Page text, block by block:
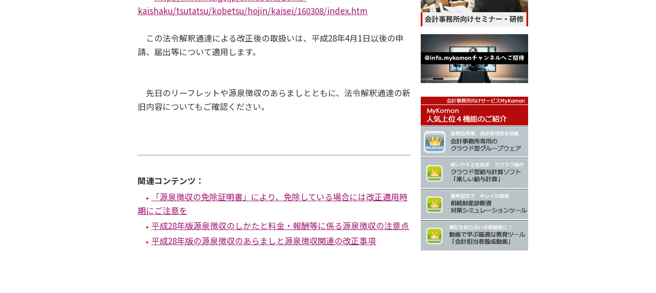
kaishaku/tsutatsu/kobetsu/hojin/kaisei/160308/index.htm
この法令解釈通達による改正後の取扱いは、平成28年4月1日以後の申
請、届出等について適用します。
先日のリーフレットや源泉徴収のあらましとともに、法令解釈通達の新
旧内容についてもご確認ください。
関連コンテンツ：
「源泉徴収の免除証明書」により、免除している場合には改正適用時
期にご注意を
平成28年版源泉徴収のしかたと料金・報酬等に係る源泉徴収の注意点
平成28年版の源泉徴収のあらましと源泉徴収関連の改正事項